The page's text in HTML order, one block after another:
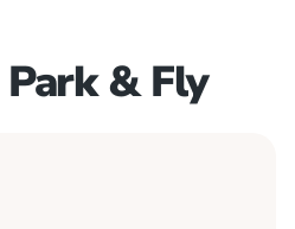
& ​​Fly